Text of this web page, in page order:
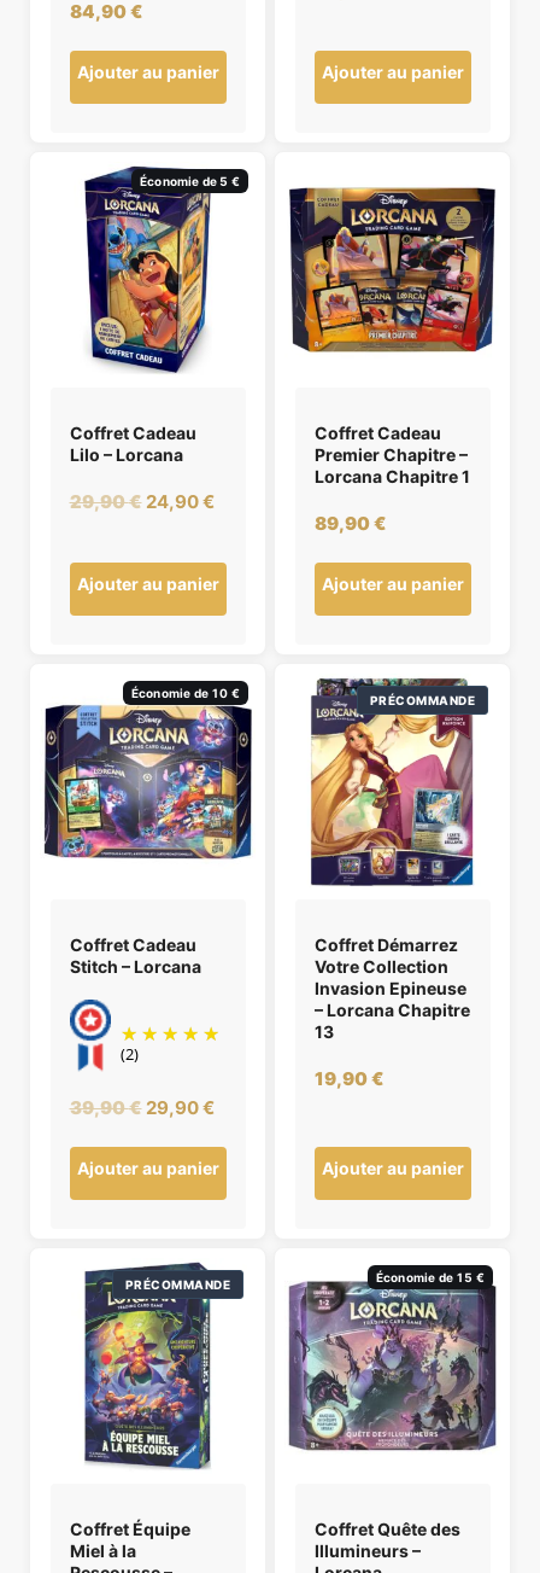
84,90€
Ajouter au panier Ajouter au panier
Économie de 5 €
Coffret Cadeau
Lilo – Lorcana
29,90€ Le
initial
était :
29,90 €.
24,90€Le
actuel
est :
24,90 €.
Ajouter au panier
Coffret Cadeau
Premier Chapitre –
Lorcana Chapitre 1
89,90€
Ajouter au panier
Économie de 10 €
Coffret Cadeau
Stitch – Lorcana
(2)
39,90€ Le
initial
29,90€Le
actuel
est :
Ajouter au panier
PRÉCOMMANDE
Coffret Démarrez
Votre Collection
Invasion Epineuse
– Lorcana Chapitre
13
19,90€
Ajouter au panier
PRÉCOMMANDE
Coffret Équipe
Miel à la
Économie de 15 €
Coffret Quête des
Illumineurs –